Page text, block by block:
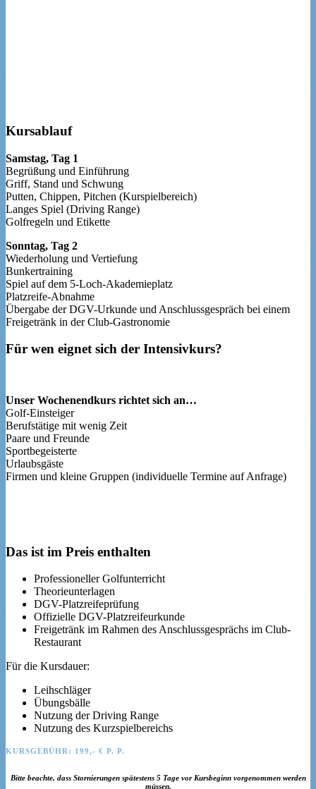
Kursablauf
Samstag, Tag 1
Begrüßung und Einführung
Griff, Stand und Schwung
Putten, Chippen, Pitchen (Kurspielbereich)
Langes Spiel (Driving Range)
Golfregeln und Etikette
Sonntag, Tag 2
Wiederholung und Vertiefung
Bunkertraining
Spiel auf dem 5-Loch-Akademieplatz
Platzreife-Abnahme
Übergabe der DGV-Urkunde und Anschlussgespräch bei einem
Freigetränk in der Club-Gastronomie
Für wen eignet sich der Intensivkurs?
Unser Wochenendkurs richtet sich an…
Golf-Einsteiger
Berufstätige mit wenig Zeit
Paare und Freunde
Sportbegeisterte
Urlaubsgäste
Firmen und kleine Gruppen (individuelle Termine auf Anfrage)
Das ist im Preis enthalten
Professioneller Golfunterricht
Theorieunterlagen
DGV-Platzreifeprüfung
Offizielle DGV-Platzreifeurkunde
Freigetränk im Rahmen des Anschlussgesprächs im Club-
Restaurant
Für die Kursdauer:
Leihschläger
Übungsbälle
Nutzung der Driving Range
Nutzung des Kurzspielbereichs
KURSGEBÜHR: 199,- € P. P.
Bitte beachte, dass Stornierungen spätestens 5 Tage vor Kursbeginn vorgenommen werden
müssen.